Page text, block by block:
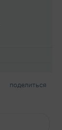
поделиться